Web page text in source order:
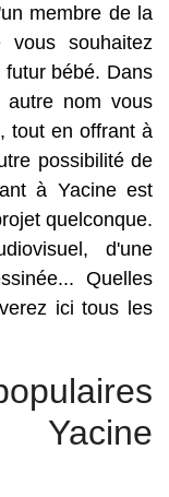
membre de la
souhaitez
bébé. Dans
nom vous
tout en offrant à
possibilité de
à Yacine est
quelconque.
d'une
Quelles
ici tous les
Yacine